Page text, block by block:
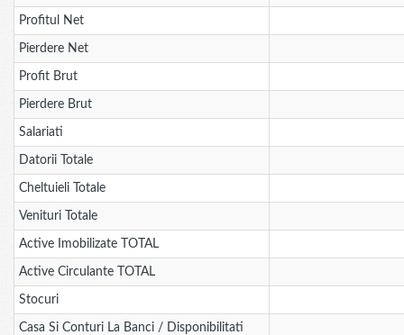
Profitul Net
Pierdere Net
Profit Brut
Pierdere Brut
Salariati
Datorii Totale
Cheltuieli Totale
Venituri Totale
Active Imobilizate TOTAL
Active Circulante TOTAL
Stocuri
Casa Si Conturi La Banci / Disponibilitati